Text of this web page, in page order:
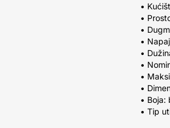
•
•
•
•
•
•
•
•
• Boja:
• Tip